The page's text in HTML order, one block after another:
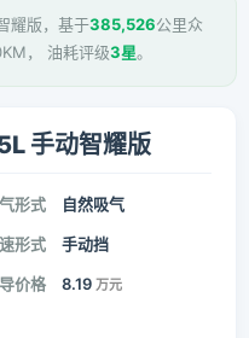
耀版，基于385,526公里众
， 油耗评级3星。
手动智耀版
形式 自然吸气
形式 手动挡
价格 8.19 万元